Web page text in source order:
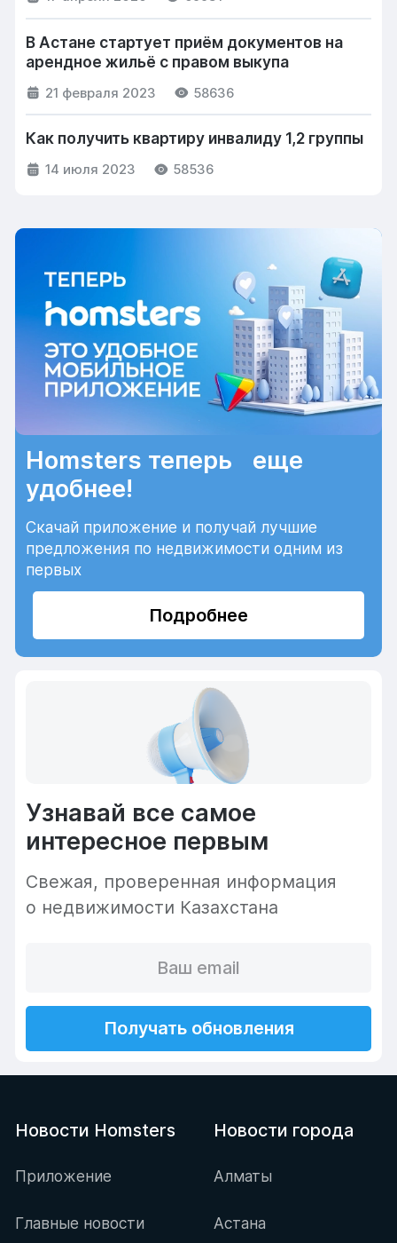
В Астане стартует приём документов на
арендное жильё с правом выкупа
21 февраля 2023 58636
Как получить квартиру инвалиду 1,2 группы
14 июля 2023 58536
Homsters теперь еще
удобнее!
Скачай приложение и получай лучшие
предложения по недвижимости одним из
первых
Подробнее
Узнавай все самое
интересное первым
Cвежая, проверенная информация
о недвижимости Казахстана
Получать обновления
Новости Homsters
Приложение
Главные новости
Новости города
Алматы
Астана